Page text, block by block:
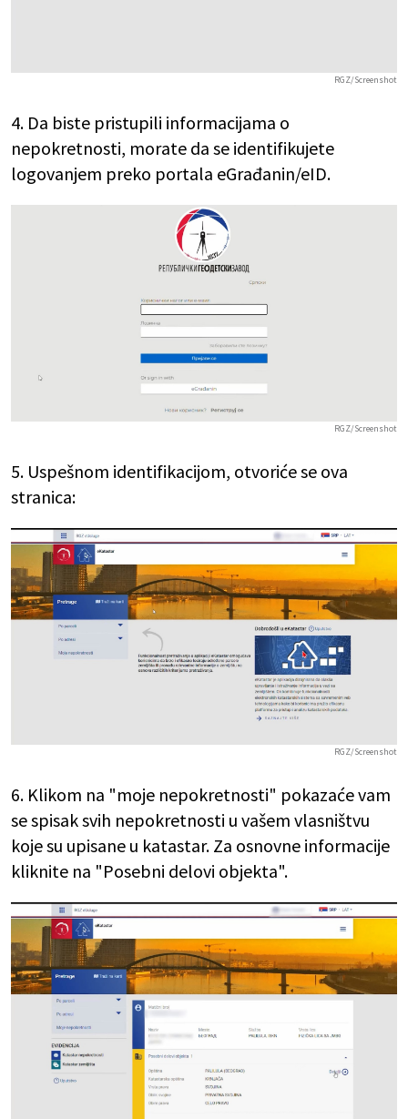
RGZ/Screenshot
4. Da biste pristupili informacijama o
nepokretnosti, morate da se identifikujete
logovanjem preko portala eGrađanin/eID.
RGZ/Screenshot
5. Uspešnom identifikacijom, otvoriće se ova
stranica:
RGZ/Screenshot
6. Klikom na "moje nepokretnosti" pokazaće vam
se spisak svih nepokretnosti u vašem vlasništvu
koje su upisane u katastar. Za osnovne informacije
kliknite na "Posebni delovi objekta".